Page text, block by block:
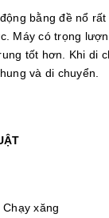
bằng đề nổ
Máy có trọng
tốt hơn. Khi di
và di chuyển.
xăng